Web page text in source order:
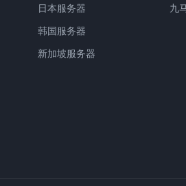
日本服务器
韩国服务器
新加坡服务器
九